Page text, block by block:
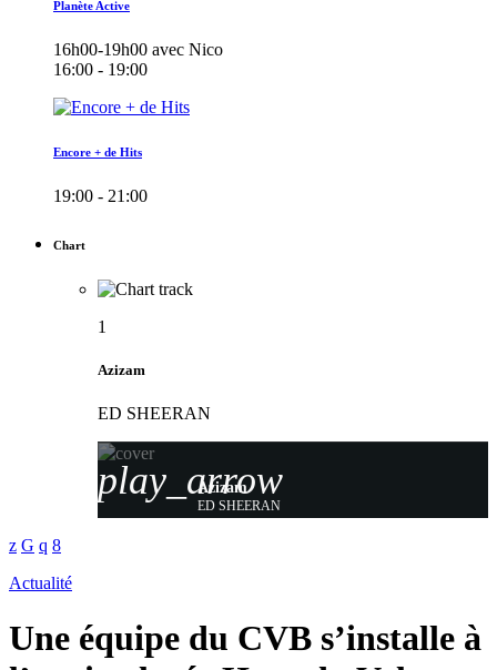
Planète Active
16h00-19h00 avec Nico
16:00 - 19:00
Encore + de Hits
19:00 - 21:00
Chart
1
Azizam
ED SHEERAN
play_arrow
Azizam
ED SHEERAN
Actualité
Une équipe du CVB s’installe à